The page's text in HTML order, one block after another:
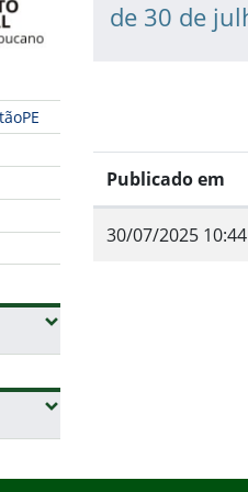
SUBMENUS)
SUBMENUS)
de 30 de
Publicado em
30/07/2025 10:44